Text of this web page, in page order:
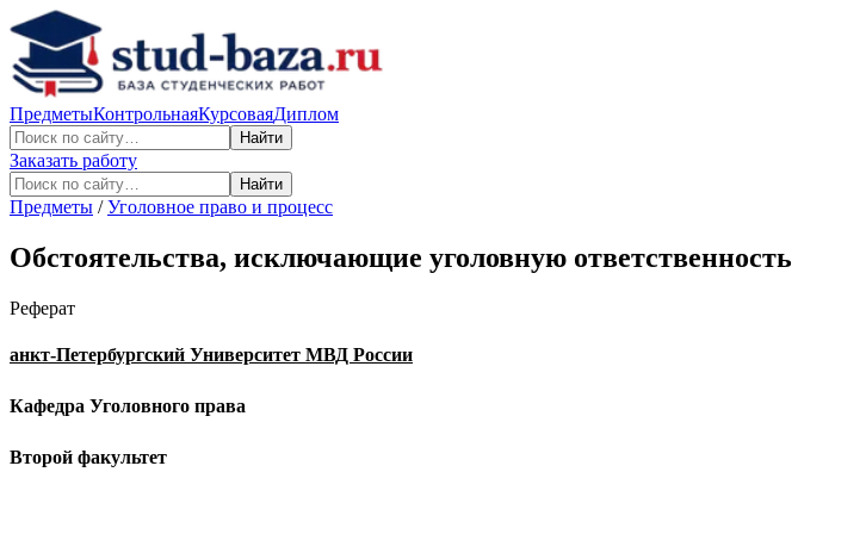
ПредметыКонтрольнаяКурсоваяДиплом
Найти
Заказать работу
Найти
Предметы /Уголовное право и процесс
Обстоятельства, исключающие уголовную ответственность
Реферат
анкт-Петербургский Университет МВД России
Кафедра Уголовного права
Второй факультет